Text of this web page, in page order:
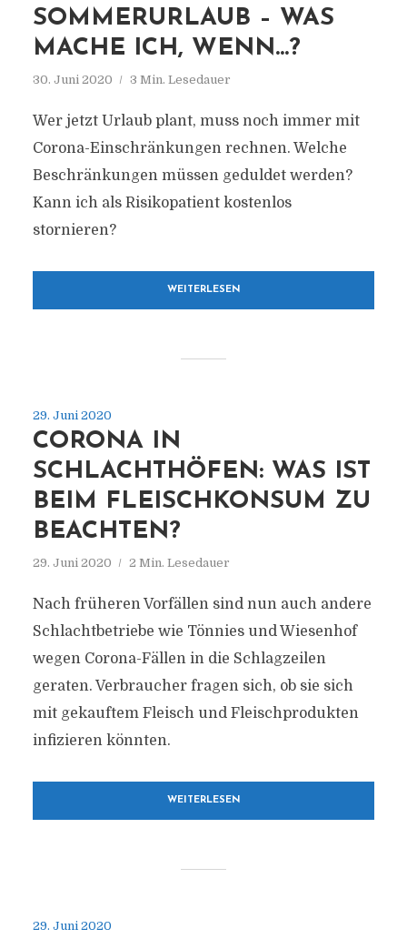
SOMMERURLAUB – WAS
MACHE ICH, WENN…?
30. Juni 2020 3 Min. Lesedauer
Wer jetzt Urlaub plant, muss noch immer mit
Corona-Einschränkungen rechnen. Welche
Beschränkungen müssen geduldet werden?
Kann ich als Risikopatient kostenlos
stornieren?
WEITERLESEN
29. Juni 2020
CORONA IN
SCHLACHTHÖFEN: WAS IST
BEIM FLEISCHKONSUM ZU
BEACHTEN?
29. Juni 2020 2 Min. Lesedauer
Nach früheren Vorfällen sind nun auch andere
Schlachtbetriebe wie Tönnies und Wiesenhof
wegen Corona-Fällen in die Schlagzeilen
geraten. Verbraucher fragen sich, ob sie sich
mit gekauftem Fleisch und Fleischprodukten
infizieren könnten.
WEITERLESEN
29. Juni 2020